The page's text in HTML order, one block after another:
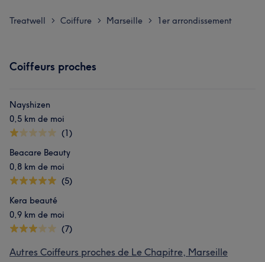
Treatwell > Coiffure > Marseille > 1er arrondissement
Coiffeurs proches
Nayshizen
0,5 km de moi
(1)
Beacare Beauty
0,8 km de moi
(5)
Kera beauté
0,9 km de moi
(7)
Autres Coiffeurs proches de Le Chapitre, Marseille